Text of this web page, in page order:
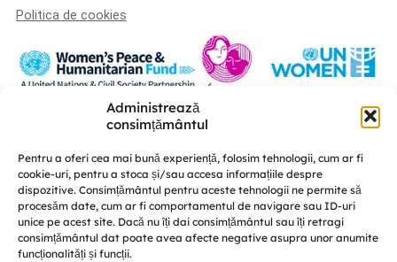
Administrează
consimțământul
Pentru a oferi cea mai bună experiență, folosim tehnologii, cum ar fi
cookie-uri, pentru a stoca și/sau accesa informațiile despre
dispozitive. Consimțământul pentru aceste tehnologii ne permite să
procesăm date, cum ar fi comportamentul de navigare sau ID-uri
unice pe acest site. Dacă nu îți dai consimțământul sau îți retragi
consimțământul dat poate avea afecte negative asupra unor anumite
funcționalități și funcții.
Politica de cookies
Această platformă a fost realizată în cadrul proiectului „U-POWER –
consolidare a păcii” este implementat de A.O. „Femei pentru Femei” în
parteneriat cu Centrul de educație nonformală „Diversitate” și CRISP –
Conflict Simulation, cu susținerea UN Women Moldova și finanțat de Fondul
Femeilor pentru Pace și Asistență Umanitară.